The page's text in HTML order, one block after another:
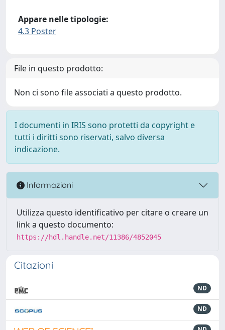
Appare nelle tipologie:
4.3 Poster
File in questo prodotto:
Non ci sono file associati a questo prodotto.
I documenti in IRIS sono protetti da copyright e
tutti i diritti sono riservati, salvo diversa
indicazione.
Informazioni
Utilizza questo identificativo per citare o creare un
link a questo documento:
https://hdl.handle.net/11386/4852045
Citazioni
ND
ND